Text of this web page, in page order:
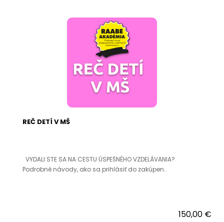
REČ DETÍ V MŠ
VYDALI STE SA NA CESTU ÚSPEŠNÉHO VZDELÁVANIA?
Podrobné návody, ako sa prihlásiť do zakúpen..
150,00 €